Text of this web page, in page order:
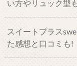
い方やリュック型
スイートプラス
た感想と口コミも!